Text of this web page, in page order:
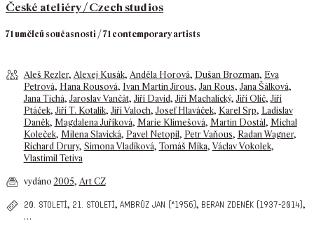
České ateliéry / Czech studios
71 umělců současnosti / 71 contemporary artists
Aleš Rezler, Alexej Kusák, Anděla Horová, Dušan Brozman, Eva
Petrová, Hana Rousová, Ivan Martin Jirous,Jan Rous,Jana Šálková,
Jana Tichá,Jaroslav Vančát,Jiří David,Jiří Machalický,Jiří Olič,Jiří
Ptáček,Jiří T. Kotalík,Jiří Valoch,Josef Hlaváček, Karel Srp, Ladislav
Daněk, Magdalena Juříková, Marie Klimešová, Martin Dostál, Michal
Koleček, Milena Slavická, Pavel Netopil, Petr Vaňous, Radan Wagner,
Richard Drury, Simona Vladíková, Tomáš Míka, Václav Vokolek,
Vlastimil Tetiva
vydáno 2005, Art CZ
20. století, 21. století, ambrůz jan (*1956) , beran zdeněk (1937-2014) ,
…